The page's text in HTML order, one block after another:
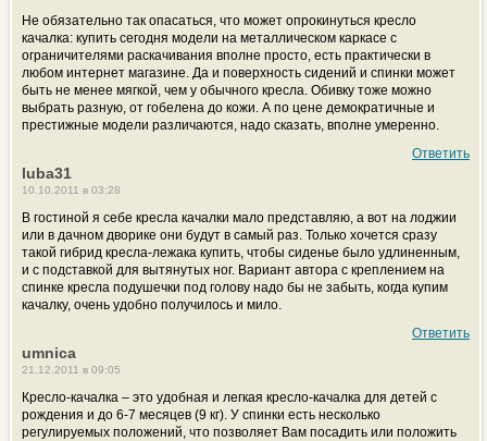
Не обязательно так опасаться, что может опрокинуться кресло
качалка: купить сегодня модели на металлическом каркасе с
ограничителями раскачивания вполне просто, есть практически в
любом интернет магазине. Да и поверхность сидений и спинки может
быть не менее мягкой, чем у обычного кресла. Обивку тоже можно
выбрать разную, от гобелена до кожи. А по цене демократичные и
престижные модели различаются, надо сказать, вполне умеренно.
Ответить
luba31
10.10.2011 в 03:28
В гостиной я себе кресла качалки мало представляю, а вот на лоджии
или в дачном дворике они будут в самый раз. Только хочется сразу
такой гибрид кресла-лежака купить, чтобы сиденье было удлиненным,
и с подставкой для вытянутых ног. Вариант автора с креплением на
спинке кресла подушечки под голову надо бы не забыть, когда купим
качалку, очень удобно получилось и мило.
Ответить
umnica
21.12.2011 в 09:05
Кресло-качалка – это удобная и лeгкая кресло-качалка для детей с
рождения и до 6-7 месяцев (9 кг). У спинки есть несколько
регулируемых положений, что позволяет Вам посадить или положить